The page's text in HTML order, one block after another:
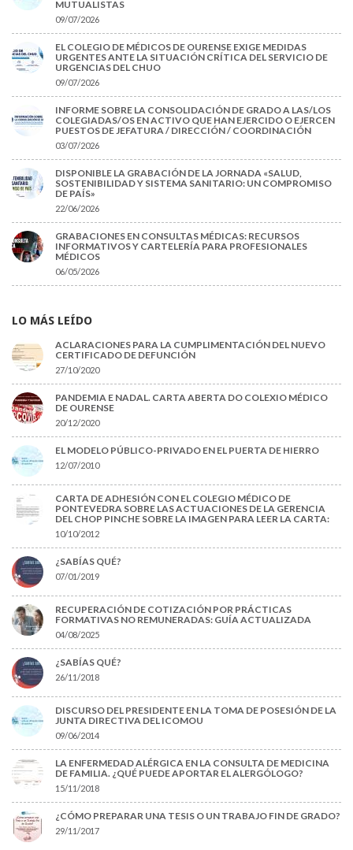
MUTUALISTAS
09/07/2026
EL COLEGIO DE MÉDICOS DE OURENSE EXIGE MEDIDAS
URGENTES ANTE LA SITUACIÓN CRÍTICA DEL SERVICIO DE
URGENCIAS DEL CHUO
09/07/2026
INFORME SOBRE LA CONSOLIDACIÓN DE GRADO A LAS/LOS
COLEGIADAS/OS EN ACTIVO QUE HAN EJERCIDO O EJERCEN
PUESTOS DE JEFATURA / DIRECCIÓN / COORDINACIÓN
03/07/2026
DISPONIBLE LA GRABACIÓN DE LA JORNADA «SALUD,
SOSTENIBILIDAD Y SISTEMA SANITARIO: UN COMPROMISO
DE PAÍS»
22/06/2026
GRABACIONES EN CONSULTAS MÉDICAS: RECURSOS
INFORMATIVOS Y CARTELERÍA PARA PROFESIONALES
MÉDICOS
06/05/2026
LO MÁS LEÍDO
ACLARACIONES PARA LA CUMPLIMENTACIÓN DEL NUEVO
CERTIFICADO DE DEFUNCIÓN
27/10/2020
PANDEMIA E NADAL. CARTA ABERTA DO COLEXIO MÉDICO
DE OURENSE
20/12/2020
EL MODELO PÚBLICO-PRIVADO EN EL PUERTA DE HIERRO
12/07/2010
CARTA DE ADHESIÓN CON EL COLEGIO MÉDICO DE
PONTEVEDRA SOBRE LAS ACTUACIONES DE LA GERENCIA
DEL CHOP PINCHE SOBRE LA IMAGEN PARA LEER LA CARTA:
10/10/2012
¿SABÍAS QUÉ?
07/01/2019
RECUPERACIÓN DE COTIZACIÓN POR PRÁCTICAS
FORMATIVAS NO REMUNERADAS: GUÍA ACTUALIZADA
04/08/2025
¿SABÍAS QUÉ?
26/11/2018
DISCURSO DEL PRESIDENTE EN LA TOMA DE POSESIÓN DE LA
JUNTA DIRECTIVA DEL ICOMOU
09/06/2014
LA ENFERMEDAD ALÉRGICA EN LA CONSULTA DE MEDICINA
DE FAMILIA. ¿QUÉ PUEDE APORTAR EL ALERGÓLOGO?
15/11/2018
¿CÓMO PREPARAR UNA TESIS O UN TRABAJO FIN DE GRADO?
29/11/2017